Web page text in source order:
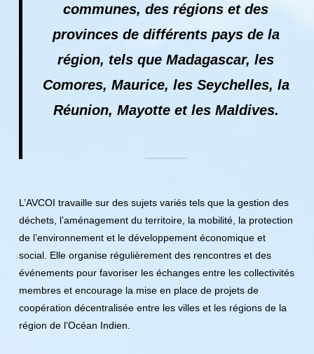
communes, des régions et des
provinces de différents pays de la
région, tels que Madagascar, les
Comores, Maurice, les Seychelles, la
Réunion, Mayotte et les Maldives.
L’AVCOI travaille sur des sujets variés tels que la gestion des
déchets, l’aménagement du territoire, la mobilité, la protection
de l’environnement et le développement économique et
social. Elle organise régulièrement des rencontres et des
événements pour favoriser les échanges entre les collectivités
membres et encourage la mise en place de projets de
coopération décentralisée entre les villes et les régions de la
région de l’Océan Indien.